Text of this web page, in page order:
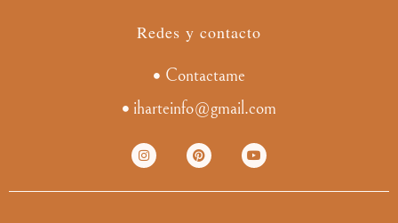
Redes y contacto
Contactame
iharteinfo@gmail.com
I
n
s
a
P
i
n
e
Y
o
u
u